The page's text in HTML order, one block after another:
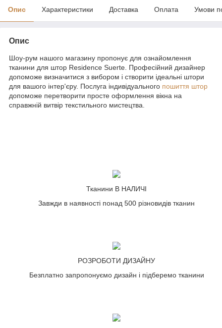
Опис Характеристики Доставка Оплата Умови
Опис
Шоу-рум нашого магазину пропонує для ознайомлення
тканини для штор Residence Suerte. Професійний дизайнер
допоможе визначитися з вибором і створити ідеальні штори
для вашого інтер'єру. Послуга індивідуального пошиття штор
допоможе перетворити просте оформлення вікна на
справжній витвір текстильного мистецтва.
Тканини В НАЛИЧІ
Завжди в наявності понад 500 різновидів тканин
РОЗРОБОТИ ДИЗАЙНУ
Безплатно запропонуємо дизайн і підберемо тканини